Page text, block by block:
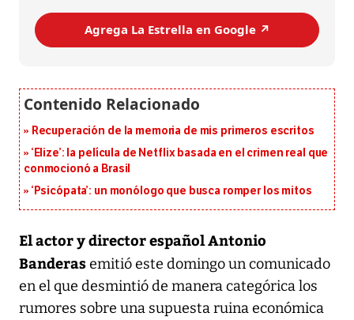
Agrega La Estrella en Google ↗️
Recuperación de la memoria de mis primeros escritos
‘Elize’: la película de Netflix basada en el crimen real que
conmocionó a Brasil
‘Psicópata’: un monólogo que busca romper los mitos
El actor y director español Antonio
Banderasemitió este domingo un comunicado
en el que desmintió de manera categórica los
rumores sobre una supuesta ruina económica